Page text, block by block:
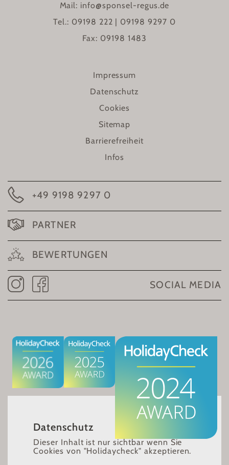
Mail: info@sponsel-regus.de
Tel.: 09198 222 | 09198 9297 0
Fax: 09198 1483
Impressum
Datenschutz
Cookies
Sitemap
Barrierefreiheit
Infos
+49 9198 9297 0
PARTNER
BEWERTUNGEN
SOCIAL MEDIA
Datenschutz
Dieser Inhalt ist nur sichtbar wenn Sie
Cookies von "Holidaycheck" akzeptieren.